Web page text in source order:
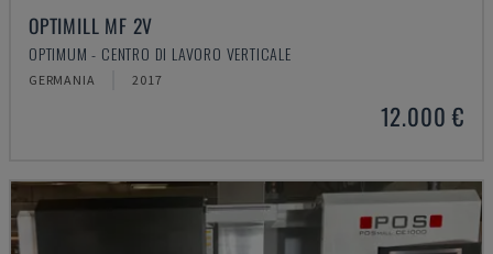
OPTIMILL MF 2V
OPTIMUM - CENTRO DI LAVORO VERTICALE
GERMANIA 2017
12.000 €